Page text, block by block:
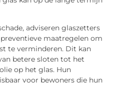
adviseren glaszetters
maatregelen om
te verminderen. Dit kan
betere sloten tot het
op het glas. Hun
voor bewoners die hun